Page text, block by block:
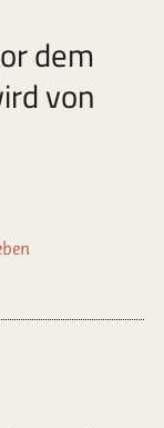
dem
von